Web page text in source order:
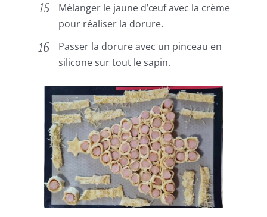
Mélanger le jaune d’œuf avec la crème
pour réaliser la dorure.
Passer la dorure avec un pinceau en
silicone sur tout le sapin.